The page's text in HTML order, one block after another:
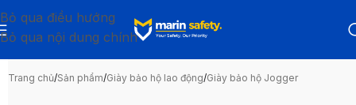
Bỏ qua điều hướng
Bỏ qua nội dung chính
Trang chủ/Sản phẩm/Giày bảo hộ lao động/Giày bảo hộ Jogger